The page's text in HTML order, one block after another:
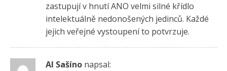
zastupují v hnutí ANO velmi silné křídlo
intelektuálně nedonošených jedinců. Každé
jejich veřejné vystoupení to potvrzuje.
Al Sašíno napsal: